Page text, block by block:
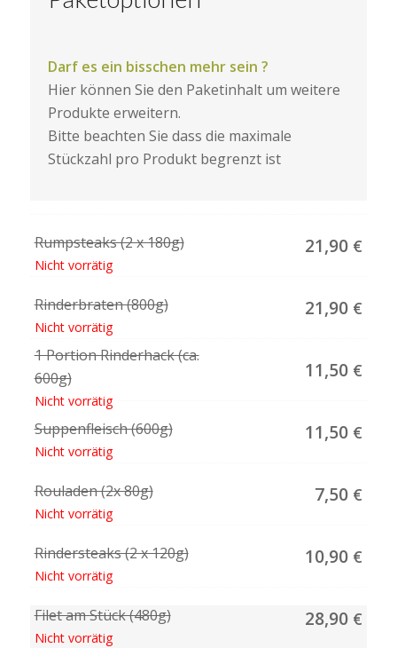
Darf es ein bisschen mehr sein ?
Hier können Sie den Paketinhalt um weitere
Produkte erweitern.
Bitte beachten Sie dass die maximale
Stückzahl pro Produkt begrenzt ist
Rumpsteaks (2 x 180g)
Nicht vorrätig
21,90 €
Rinderbraten (800g)
Nicht vorrätig
21,90 €
1 Portion Rinderhack (ca.
600g)
Nicht vorrätig
11,50 €
Suppenfleisch (600g)
Nicht vorrätig
11,50 €
Rouladen (2x 80g)
Nicht vorrätig
7,50 €
Rindersteaks (2 x 120g)
Nicht vorrätig
10,90 €
Filet am Stück (480g)
Nicht vorrätig
28,90 €